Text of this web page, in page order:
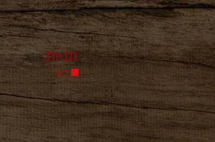
לצפייה בכל המוצרים
התגית הרצויה.
תגיות:
כשר